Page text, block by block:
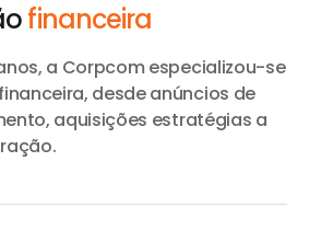
financeira
a Corpcom especializou-se
desde anúncios de
aquisições estratégias a